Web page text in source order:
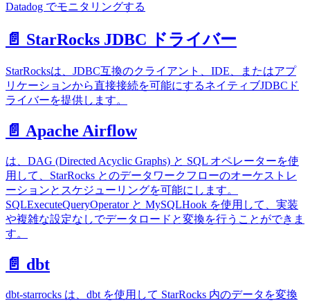
Datadog でモニタリングする
📄️ StarRocks JDBC ドライバー
StarRocksは、JDBC互換のクライアント、IDE、またはアプ
リケーションから直接接続を可能にするネイティブJDBCド
ライバーを提供します。
📄️ Apache Airflow
は、DAG (Directed Acyclic Graphs) と SQL オペレーターを使
用して、StarRocks とのデータワークフローのオーケストレ
ーションとスケジューリングを可能にします。
SQLExecuteQueryOperator と MySQLHook を使用して、実装
や複雑な設定なしでデータロードと変換を行うことができま
す。
📄️ dbt
dbt-starrocks は、dbt を使用して StarRocks 内のデータを変換